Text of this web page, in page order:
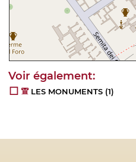
LES MONUMENTS (1)